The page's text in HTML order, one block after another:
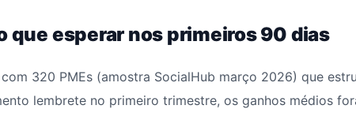
que esperar nos primeiros 90 dias
320 PMEs (amostra SocialHub março 2026) que
lembrete no primeiro trimestre, os ganhos médios